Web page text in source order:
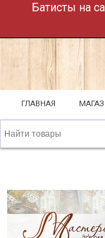
Батисты на
ГЛАВНАЯ